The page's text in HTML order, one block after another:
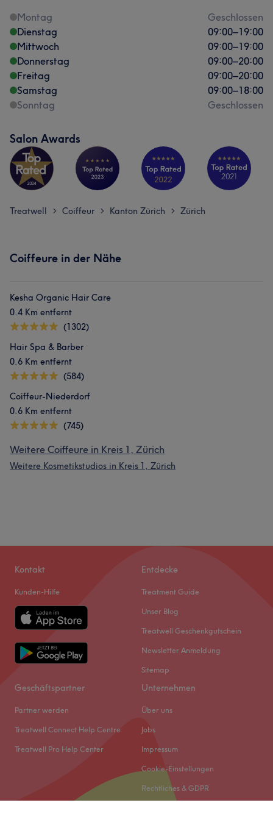
Montag
Geschlossen
Dienstag
09:00–19:00
Mittwoch
09:00–19:00
Donnerstag
09:00–20:00
Freitag
09:00–20:00
Samstag
09:00–18:00
Sonntag
Geschlossen
Salon Awards
Treatwell > Coiffeur > Kanton Zürich > Zürich
Coiffeure in der Nähe
Kesha Organic Hair Care
0.4 Km entfernt
(1302)
Hair Spa & Barber
0.6 Km entfernt
(584)
Coiffeur-Niederdorf
0.6 Km entfernt
(745)
Weitere Coiffeure in Kreis 1, Zürich
Weitere Kosmetikstudios in Kreis 1, Zürich
Kontakt
Kunden-Hilfe
Entdecke
Treatment Guide
Unser Blog
Treatwell Geschenkgutschein
Newsletter Anmeldung
Sitemap
Geschäftspartner
Partner werden
Treatwell Connect Help Centre
Treatwell Pro Help Center
Unternehmen
Über uns
Jobs
Impressum
Cookie-Einstellungen
Rechtliches & GDPR